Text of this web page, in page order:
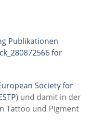
Society for
und damit in der
Tattoo und Pigment